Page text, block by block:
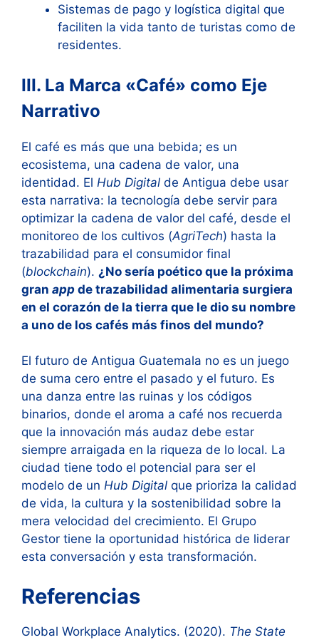
Sistemas de pago y logística digital que
faciliten la vida tanto de turistas como de
residentes.
III. La Marca «Café» como Eje
Narrativo
El café es más que una bebida; es un
ecosistema, una cadena de valor, una
identidad. El Hub Digital de Antigua debe usar
esta narrativa: la tecnología debe servir para
optimizar la cadena de valor del café, desde el
monitoreo de los cultivos (AgriTech) hasta la
trazabilidad para el consumidor final
(blockchain). ¿No sería poético que la próxima
gran app de trazabilidad alimentaria surgiera
en el corazón de la tierra que le dio su nombre
a uno de los cafés más finos del mundo?
El futuro de Antigua Guatemala no es un juego
de suma cero entre el pasado y el futuro. Es
una danza entre las ruinas y los códigos
binarios, donde el aroma a café nos recuerda
que la innovación más audaz debe estar
siempre arraigada en la riqueza de lo local. La
ciudad tiene todo el potencial para ser el
modelo de un Hub Digital que prioriza la calidad
de vida, la cultura y la sostenibilidad sobre la
mera velocidad del crecimiento. El Grupo
Gestor tiene la oportunidad histórica de liderar
esta conversación y esta transformación.
Referencias
Global Workplace Analytics. (2020). The State